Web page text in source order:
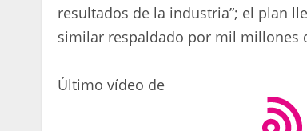
resultados de la industria”; el plan
similar respaldado por mil millones
Último vídeo de